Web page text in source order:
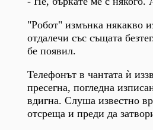
"Робот" измънка някакво
отдалечи със същата
бе появил.
Телефонът в чантата ѝ
пресегна, погледна
вдигна. Слуша известно
отсреща и преди да